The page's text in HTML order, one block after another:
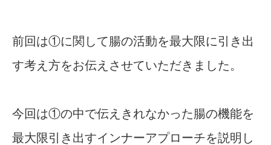
前回は①に関して腸の活動を最大限に引き出
す考え方をお伝えさせていただきました。
今回は①の中で伝えきれなかった腸の機能を
最大限引き出すインナーアプローチを説明し